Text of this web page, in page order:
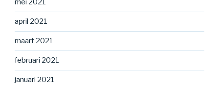
mei 2021
april 2021
maart 2021
februari 2021
januari 2021